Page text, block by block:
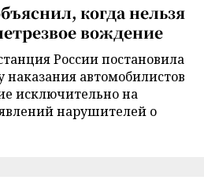
когда нельзя
вождение
России постановила
наказания автомобилистов
исключительно на
нарушителей о